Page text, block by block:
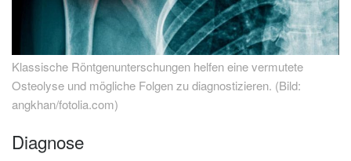
Klassische Röntgenunterschungen helfen eine vermutete
Osteolyse und mögliche Folgen zu diagnostizieren. (Bild:
angkhan/fotolia.com)
Diagnose